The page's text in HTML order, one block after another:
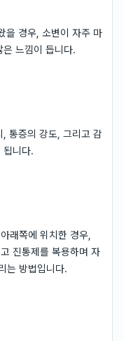
을 경우, 소변이 자주 마
느낌이 듭니다.
통증의 강도, 그리고 감
됩니다.
래쪽에 위치한 경우,
진통제를 복용하며 자
는 방법입니다.